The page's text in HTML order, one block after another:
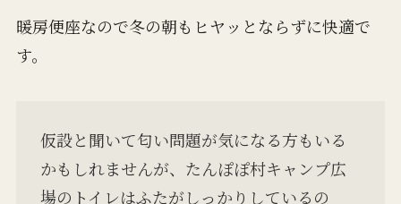
暖房便座なので冬の朝もヒヤッとならずに快適で
す。
仮設と聞いて匂い問題が気になる方もいる
かもしれませんが、たんぽぽ村キャンプ広
場のトイレはふたがしっかりしているの